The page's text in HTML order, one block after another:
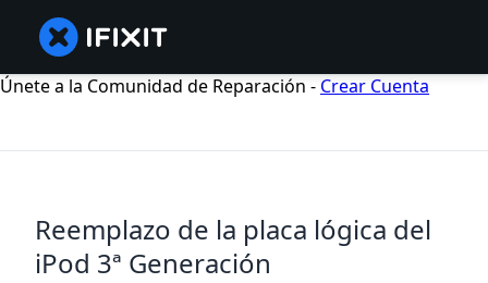
Únete a la Comunidad de Reparación - Crear Cuenta
Reemplazo de la placa lógica del
iPod 3ª Generación